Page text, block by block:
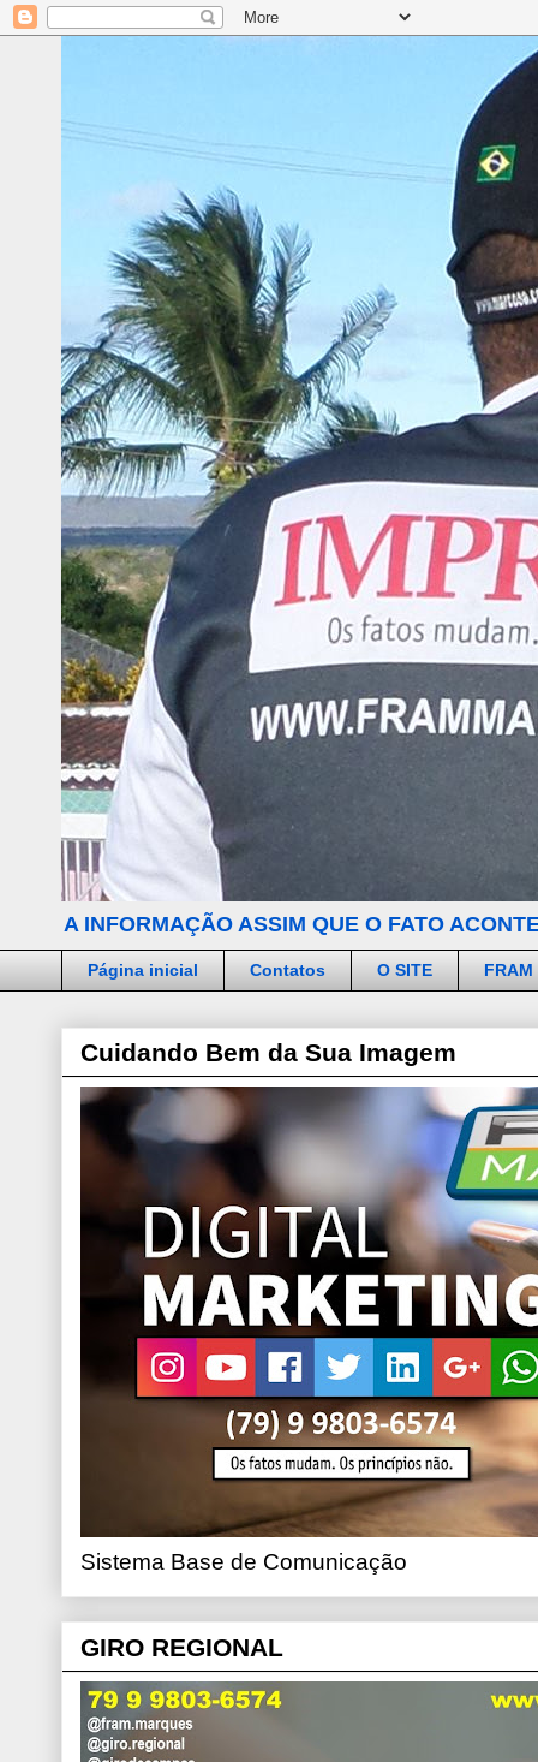
A INFORMAÇÃO ASSIM QUE O FATO
Página inicial Contatos O SITE FRAM
Cuidando Bem da Sua Imagem
Sistema Base de Comunicação
GIRO REGIONAL